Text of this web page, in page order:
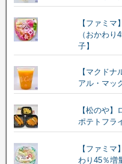
【ファミ
（おかわ
子】
【マクド
アル・マッ
【松のや
ポテトフラ
【ファミ
わり45％増